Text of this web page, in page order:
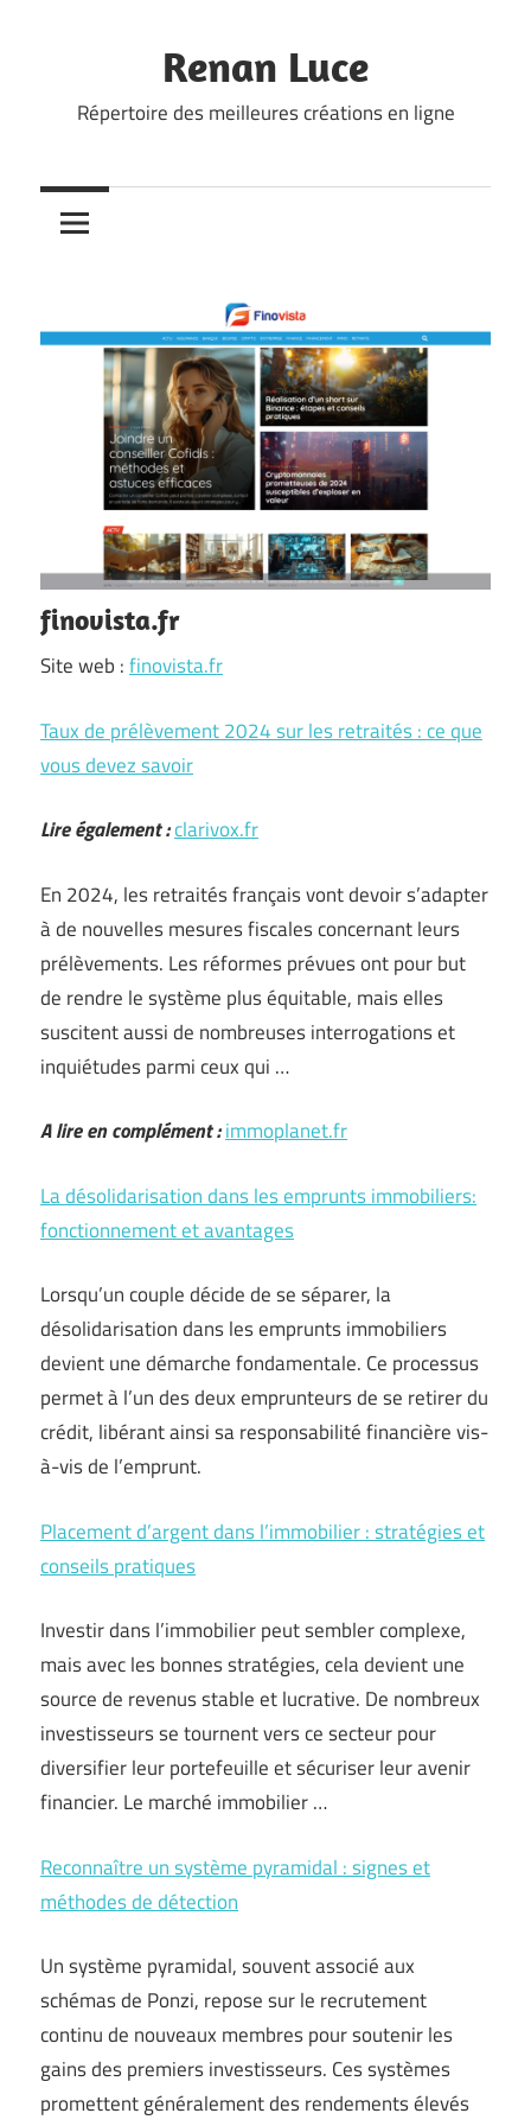
Renan Luce
Répertoire des meilleures créations en ligne
finovista.fr
Site web :finovista.fr
Taux de prélèvement 2024 sur les retraités : ce que
vous devez savoir
Lire également :clarivox.fr
En 2024, les retraités français vont devoir s’adapter
à de nouvelles mesures fiscales concernant leurs
prélèvements. Les réformes prévues ont pour but
de rendre le système plus équitable, mais elles
suscitent aussi de nombreuses interrogations et
inquiétudes parmi ceux qui …
A lire en complément :immoplanet.fr
La désolidarisation dans les emprunts immobiliers:
fonctionnement et avantages
Lorsqu’un couple décide de se séparer, la
désolidarisation dans les emprunts immobiliers
devient une démarche fondamentale. Ce processus
permet à l’un des deux emprunteurs de se retirer du
crédit, libérant ainsi sa responsabilité financière vis-
à-vis de l’emprunt.
Placement d’argent dans l’immobilier : stratégies et
conseils pratiques
Investir dans l’immobilier peut sembler complexe,
mais avec les bonnes stratégies, cela devient une
source de revenus stable et lucrative. De nombreux
investisseurs se tournent vers ce secteur pour
diversifier leur portefeuille et sécuriser leur avenir
financier. Le marché immobilier …
Reconnaître un système pyramidal : signes et
méthodes de détection
Un système pyramidal, souvent associé aux
schémas de Ponzi, repose sur le recrutement
continu de nouveaux membres pour soutenir les
gains des premiers investisseurs. Ces systèmes
promettent généralement des rendements élevés